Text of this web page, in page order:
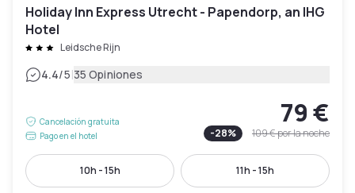
Holiday Inn Express Utrecht - Papendorp, an IHG
Hotel
Leidsche Rijn
4.4/5|35 Opiniones
Cancelación gratuita
Pago en el hotel
79 €
-28% 109 €por la noche
10h - 15h 11h - 15h